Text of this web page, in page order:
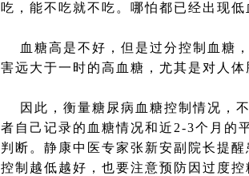
吃，能不吃就不吃。哪怕都已经出现
血糖高是不好，但是过分控制血糖
害远大于一时的高血糖，尤其是对人体
因此，衡量糖尿病血糖控制情况，
者自己记录的血糖情况和近2-3个月的
判断。静康中医专家张新安副院长提
控制越低越好，也要注意预防因过度控